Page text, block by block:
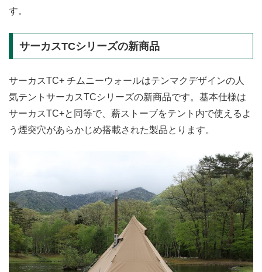
す。
サーカスTCシリーズの新商品
サーカスTC+ チムニーウォールはテンマクデザインの人
気テントサーカスTCシリーズの新商品です。基本仕様は
サーカスTC+と同等で、薪ストーブをテント内で使えるよ
う煙突穴があらかじめ搭載された製品とります。